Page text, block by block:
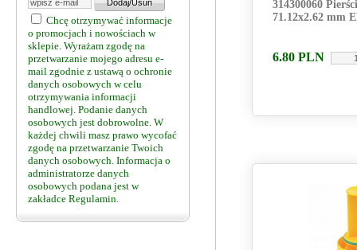
Chcę otrzymywać informacje
o promocjach i nowościach w
sklepie. Wyrażam zgodę na
przetwarzanie mojego adresu e-
mail zgodnie z ustawą o ochronie
danych osobowych w celu
otrzymywania informacji
handlowej. Podanie danych
osobowych jest dobrowolne. W
każdej chwili masz prawo wycofać
zgodę na przetwarzanie Twoich
danych osobowych. Informacja o
administratorze danych
osobowych podana jest w
zakładce Regulamin.
314300060
71.12x2.62 mm
6.80 PLN